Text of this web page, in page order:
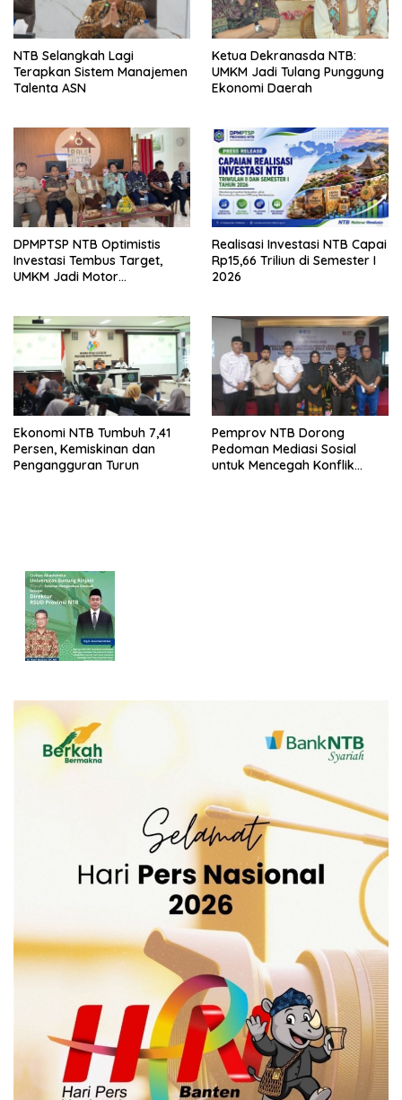
NTB Selangkah Lagi
Terapkan Sistem Manajemen
Talenta ASN
Ketua Dekranasda NTB:
UMKM Jadi Tulang Punggung
Ekonomi Daerah
DPMPTSP NTB Optimistis
Investasi Tembus Target,
UMKM Jadi Motor
Realisasi Investasi NTB Capai
Rp15,66 Triliun di Semester I
2026
Ekonomi NTB Tumbuh 7,41
Persen, Kemiskinan dan
Pengangguran Turun
Pemprov NTB Dorong
Pedoman Mediasi Sosial
untuk Mencegah Konflik